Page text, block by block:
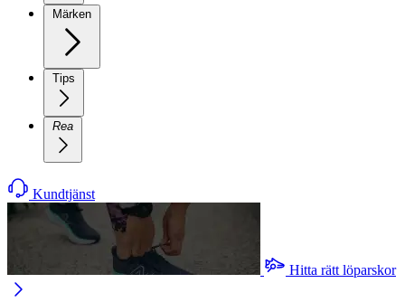
Märken
Tips
Rea
Kundtjänst
Hitta rätt löparskor